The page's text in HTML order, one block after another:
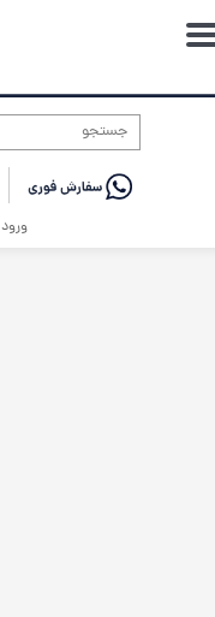
ورود
حساب کاربری من
تغییر گذر واژه
خروج از حساب کاربری